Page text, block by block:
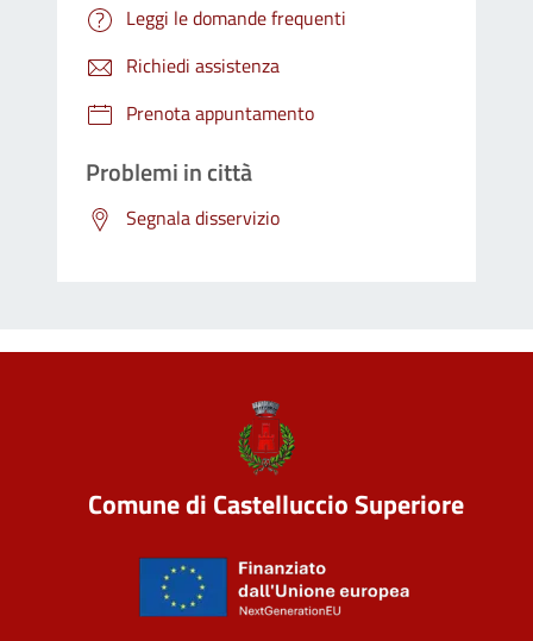
Leggi le domande frequenti
Richiedi assistenza
Prenota appuntamento
Problemi in città
Segnala disservizio
Comune di Castelluccio Superiore